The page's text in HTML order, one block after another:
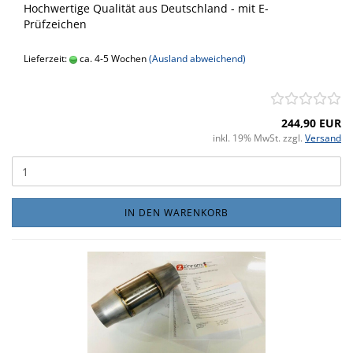
Hochwertige Qualität aus Deutschland - mit E-
Prüfzeichen
Lieferzeit: ca. 4-5 Wochen(Ausland abweichend)
244,90 EUR
inkl. 19% MwSt. zzgl. Versand
IN DEN WARENKORB